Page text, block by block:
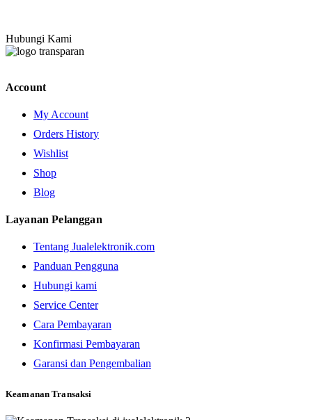
Hubungi Kami
Account
My Account
Orders History
Wishlist
Shop
Blog
Layanan Pelanggan
Tentang Jualelektronik.com
Panduan Pengguna
Hubungi kami
Service Center
Cara Pembayaran
Konfirmasi Pembayaran
Garansi dan Pengembalian
Keamanan Transaksi